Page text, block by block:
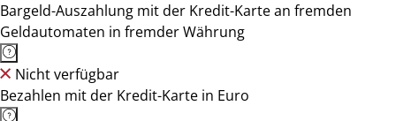
Bargeld-Auszahlung mit der Kredit-Karte an fremden
Geldautomaten in fremder Währung
Nicht verfügbar
Bezahlen mit der Kredit-Karte in Euro